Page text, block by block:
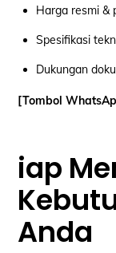
Harga resmi &
Spesifikasi
Dukungan
[Tombol
iap
Anda